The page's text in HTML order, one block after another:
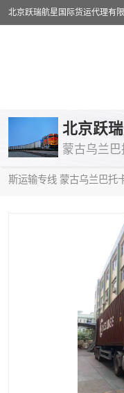
蒙古乌兰
斯运输专线 蒙古乌兰巴托
乌兰巴托物流专线
乌兰巴托公路运输
中欧班列
蒙古乌兰巴托双清
蒙古乌兰巴托空运
蒙古乌兰巴托汽运
中亚铁路运输